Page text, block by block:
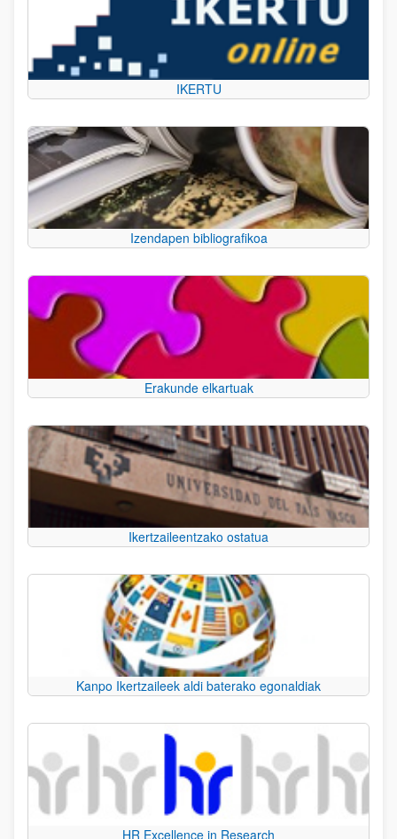
IKERTU
Izendapen bibliografikoa
Erakunde elkartuak
Ikertzaileentzako ostatua
Kanpo Ikertzaileek aldi baterako egonaldiak
HR Excellence in Research